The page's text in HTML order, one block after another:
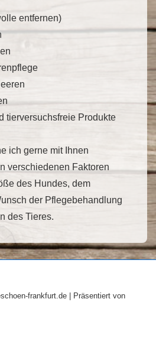
entfernen)
tierversuchsfreie Produkte
ich gerne mit Ihnen
verschiedenen Faktoren
des Hundes, dem
der Pflegebehandlung
des Tieres.
frankfurt.de
| Präsentiert von